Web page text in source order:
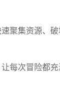
聚集资源、破
每次冒险都